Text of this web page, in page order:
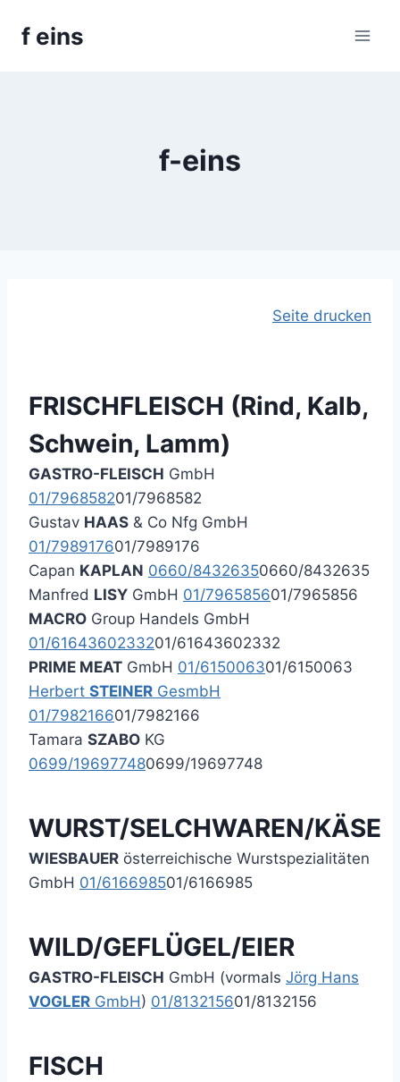
f eins
f-eins
Seite drucken
FRISCHFLEISCH (Rind, Kalb,
Schwein, Lamm)
GASTRO-FLEISCH GmbH
01/796858201/7968582
Gustav HAAS & Co Nfg GmbH
01/798917601/7989176
Capan KAPLAN 0660/84326350660/8432635
Manfred LISY GmbH 01/796585601/7965856
MACRO Group Handels GmbH
01/6164360233201/61643602332
PRIME MEAT GmbH 01/615006301/6150063
Herbert STEINER GesmbH
01/798216601/7982166
Tamara SZABO KG
0699/196977480699/19697748
WURST/SELCHWAREN/KÄSE
WIESBAUER österreichische Wurstspezialitäten
GmbH 01/616698501/6166985
WILD/GEFLÜGEL/EIER
GASTRO-FLEISCH GmbH (vormals Jörg Hans
VOGLER GmbH) 01/813215601/8132156
FISCH